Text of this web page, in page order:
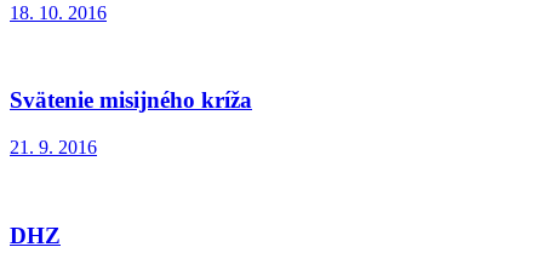
18. 10. 2016
Svätenie misijného kríža
21. 9. 2016
DHZ